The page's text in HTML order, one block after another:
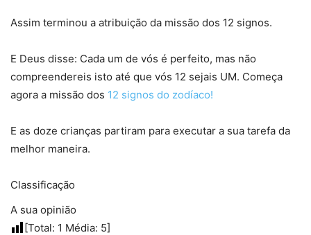
Assim terminou a atribuição da missão dos 12 signos.
E Deus disse: Cada um de vós é perfeito, mas não
compreendereis isto até que vós 12 sejais UM. Começa
agora a missão dos 12 signos do zodíaco!
E as doze crianças partiram para executar a sua tarefa da
melhor maneira.
Classificação
A sua opinião
[Total: 1 Média: 5]